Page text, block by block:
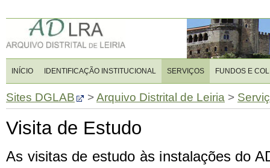
INÍCIO IDENTIFICAÇÃO INSTITUCIONAL SERVIÇOS FUNDOS E
Sites DGLAB >Arquivo Distrital de Leiria >
Visita de Estudo
As visitas de estudo às instalações do